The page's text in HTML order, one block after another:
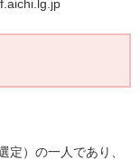
）の一人であり、